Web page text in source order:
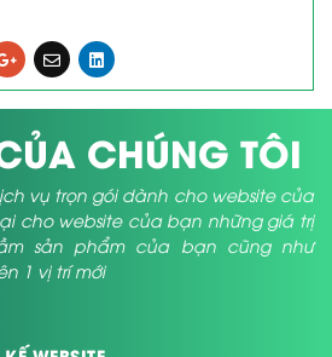
CHÚNG TÔI
vụ trọn gói dành cho website của
cho website của bạn những giá trị
sản phẩm của bạn cũng như
1 vị trí mới